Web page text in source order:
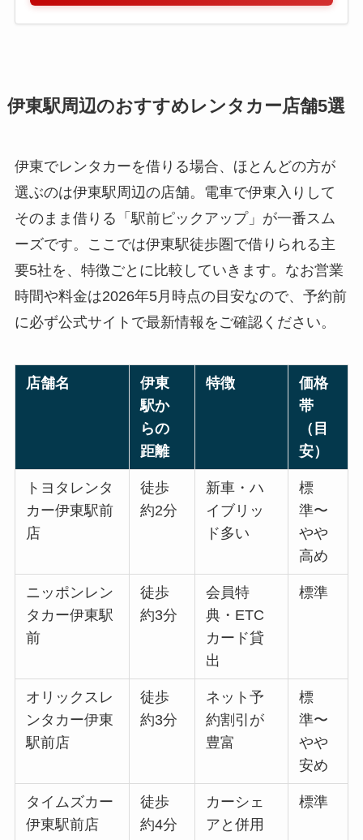
伊東駅周辺のおすすめレンタカー店舗5選
伊東でレンタカーを借りる場合、ほとんどの方が
選ぶのは伊東駅周辺の店舗。電車で伊東入りして
そのまま借りる「駅前ピックアップ」が一番スム
ーズです。ここでは伊東駅徒歩圏で借りられる主
要5社を、特徴ごとに比較していきます。なお営業
時間や料金は2026年5月時点の目安なので、予約前
に必ず公式サイトで最新情報をご確認ください。
店舗名
伊東
駅か
らの
距離
特徴
価格
帯
（目
安）
トヨタレンタ
カー伊東駅前
店
徒歩
約2分
新車・ハ
イブリッ
ド多い
標
準〜
やや
高め
ニッポンレン
タカー伊東駅
前
徒歩
約3分
会員特
典・ETC
カード貸
出
標準
オリックスレ
ンタカー伊東
駅前店
徒歩
約3分
ネット予
約割引が
豊富
標
準〜
やや
安め
タイムズカー
伊東駅前店
徒歩
約4分
カーシェ
アと併用
標準